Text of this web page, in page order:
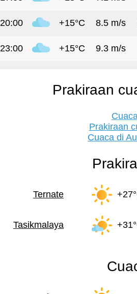
20:00 +15°C 8.5 m/s
23:00 +15°C 9.3 m/s
Prakiraan
Prakiraan
Cuaca di
Ternate
Tasikmalaya